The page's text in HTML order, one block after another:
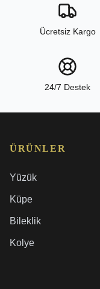
Ücretsiz Kargo
24/7 Destek
ÜRÜNLER
Yüzük
Küpe
Bileklik
Kolye